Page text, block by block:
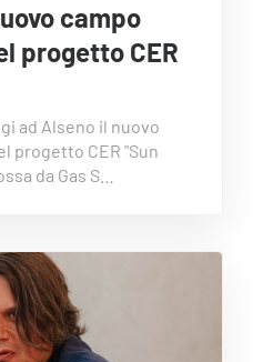
campo
progetto CER
ad Alseno il nuovo
progetto CER "Sun
da Gas S…